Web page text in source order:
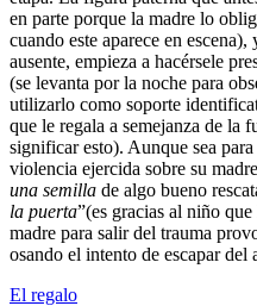
en parte porque la madre lo
cuando este aparece en
ausente, empieza a hacérsele
(se levanta por la noche para
utilizarlo como soporte
que le regala a semejanza de la
significar esto). Aunque sea
violencia ejercida sobre su
una semilla de algo bueno
la puerta”(es gracias al niño
madre para salir del trauma
osando el intento de escapar del
El regalo